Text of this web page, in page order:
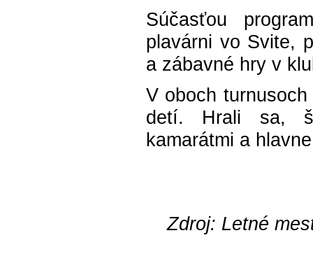
Súčasťou
plavárni vo Svite,
a zábavné hry v
V oboch
detí. Hrali sa,
kamarátmi a
Zdroj: Letné